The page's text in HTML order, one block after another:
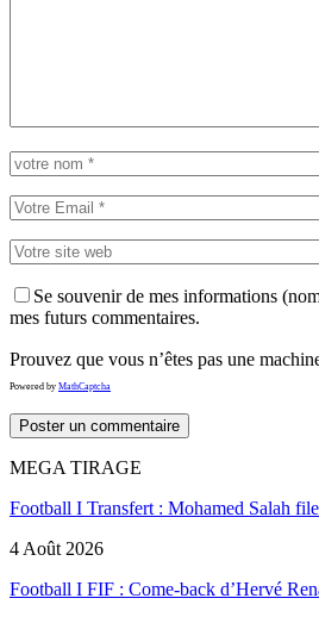
Se souvenir de mes informations
mes futurs commentaires.
Prouvez que vous n’êtes pas une
Powered by MathCaptcha
MEGA TIRAGE
Football I Transfert : Mohamed Salah
4 Août 2026
Football I FIF : Come-back d’Hervé